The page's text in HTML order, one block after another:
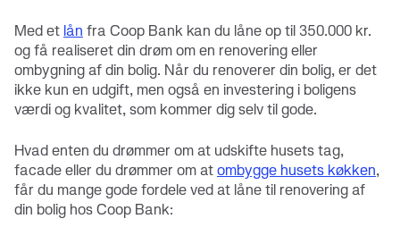
Med et lån fra Coop Bank kan du låne op til 350.000 kr.
og få realiseret din drøm om en renovering eller
ombygning af din bolig. Når du renoverer din bolig, er det
ikke kun en udgift, men også en investering i boligens
værdi og kvalitet, som kommer dig selv til gode.
Hvad enten du drømmer om at udskifte husets tag,
facade eller du drømmer om atombygge husets køkken,
får du mange gode fordele ved at låne til renovering af
din bolig hos Coop Bank: